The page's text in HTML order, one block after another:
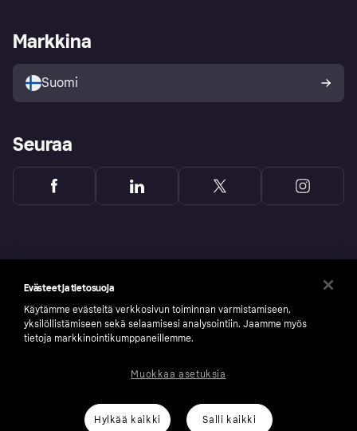
Tutustu kauppoihin
Ostajan turva
Kirjaudu sisään yrityksenä
Markkina
Suomi
Seuraa
number: 556737-0431
Evästeet ja tietosuoja
Käytämme evästeitä verkkosivun toiminnan varmistamiseen,
yksilöllistämiseen sekä selaamisesi analysointiin. Jaamme myös
tietoja markkinointikumppaneillemme.
Hylkää kaikki Salli kaikki
Muokkaa asetuksia